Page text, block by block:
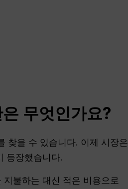
무엇인가요?
찾을 수 있습니다. 이제 시장은
등장했습니다.
불하는 대신 적은 비용으로